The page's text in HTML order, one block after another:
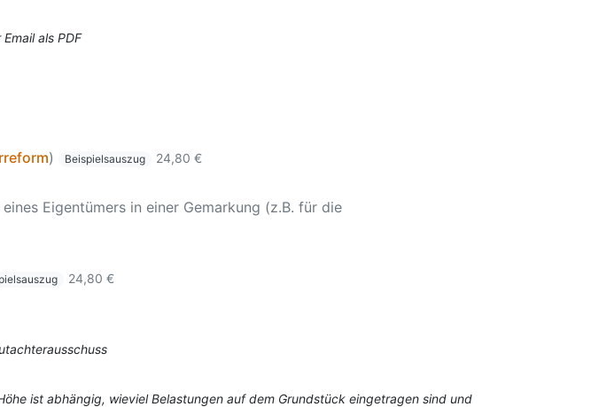
als PDF
) Beispielsauszug
24,80 €
Eigentümers in einer Gemarkung (z.B. für die
24,80 €
ist abhängig, wieviel Belastungen auf dem Grundstück eingetragen sind und